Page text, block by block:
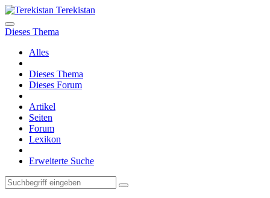
Terekistan
Dieses Thema
Alles
Dieses Thema
Dieses Forum
Artikel
Seiten
Forum
Lexikon
Erweiterte Suche